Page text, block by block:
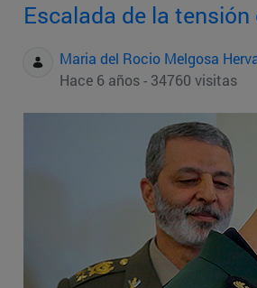
Escalada de la
Maria del Rocio Melgosa
Hace 6 años - 34760 visitas